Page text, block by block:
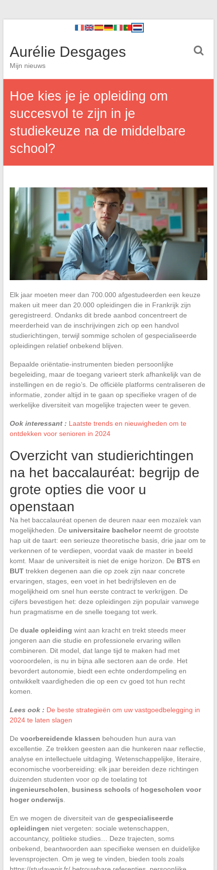
Aurélie Desgages
Mijn nieuws
Hoe kies je je opleiding om
succesvol te zijn in je
studiekeuze na de middelbare
school?
Elk jaar moeten meer dan 700.000 afgestudeerden een keuze
maken uit meer dan 20.000 opleidingen die in Frankrijk zijn
geregistreerd. Ondanks dit brede aanbod concentreert de
meerderheid van de inschrijvingen zich op een handvol
studierichtingen, terwijl sommige scholen of gespecialiseerde
opleidingen relatief onbekend blijven.
Bepaalde oriëntatie-instrumenten bieden persoonlijke
begeleiding, maar de toegang varieert sterk afhankelijk van de
instellingen en de regio’s. De officiële platforms centraliseren de
informatie, zonder altijd in te gaan op specifieke vragen of de
werkelijke diversiteit van mogelijke trajecten weer te geven.
Ook interessant : Laatste trends en nieuwigheden om te
ontdekken voor senioren in 2024
Overzicht van studierichtingen
na het baccalauréat: begrijp de
grote opties die voor u
openstaan
Na het baccalauréat openen de deuren naar een mozaïek van
mogelijkheden. De universitaire bachelorneemt de grootste
hap uit de taart: een serieuze theoretische basis, drie jaar om te
verkennen of te verdiepen, voordat vaak de master in beeld
komt. Maar de universiteit is niet de enige horizon. De BTSen
BUTtrekken degenen aan die op zoek zijn naar concrete
ervaringen, stages, een voet in het bedrijfsleven en de
mogelijkheid om snel hun eerste contract te verkrijgen. De
cijfers bevestigen het: deze opleidingen zijn populair vanwege
hun pragmatisme en de snelle toegang tot werk.
De duale opleiding wint aan kracht en trekt steeds meer
jongeren aan die studie en professionele ervaring willen
combineren. Dit model, dat lange tijd te maken had met
vooroordelen, is nu in bijna alle sectoren aan de orde. Het
bevordert autonomie, biedt een echte onderdompeling en
ontwikkelt vaardigheden die op een cv goed tot hun recht
komen.
Lees ook : De beste strategieën om uw vastgoedbelegging in
2024 te laten slagen
De voorbereidende klassen behouden hun aura van
excellentie. Ze trekken geesten aan die hunkeren naar reflectie,
analyse en intellectuele uitdaging. Wetenschappelijke, literaire,
economische voorbereiding: elk jaar bereiden deze richtingen
duizenden studenten voor op de toelating tot
ingenieurscholen
business schools of hogescholen voor
hoger onderwijs
En we mogen de diversiteit van de gespecialiseerde
opleidingen niet vergeten: sociale wetenschappen,
accountancy, politieke studies… Deze trajecten, soms
onbekend, beantwoorden aan specifieke wensen en duidelijke
levensprojecten. Om je weg te vinden, bieden tools zoals